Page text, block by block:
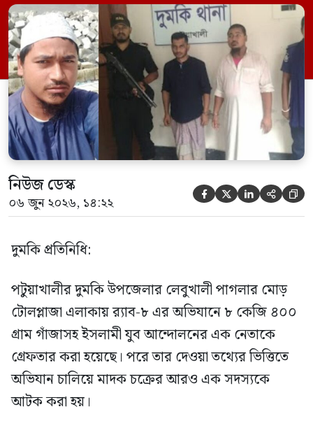
ভিত্তিতে অভিযান চালিয়ে মাদক চক্রের আরও
এক সদস্যকে আটক করা হয়। র‍্যাব ও পুলিশ
সূত্রে জানা গেছে, শুক্রবার গোপন সংবাদের
ভিত্তিতে র‍্যাব-৮, সিপিসি-১ পটুয়াখালী ক্যাম্পের
[…]
নিউজ ডেস্ক
০৬ জুন ২০২৬, ১৪:২২     
দুমকি প্রতিনিধি:
পটুয়াখালীর দুমকি উপজেলার লেবুখালী পাগলার মোড়
টোলপ্লাজা এলাকায় র‍্যাব-৮ এর অভিযানে ৮ কেজি ৪০০
গ্রাম গাঁজাসহ ইসলামী যুব আন্দোলনের এক নেতাকে
গ্রেফতার করা হয়েছে। পরে তার দেওয়া তথ্যের ভিত্তিতে
অভিযান চালিয়ে মাদক চক্রের আরও এক সদস্যকে
আটক করা হয়।